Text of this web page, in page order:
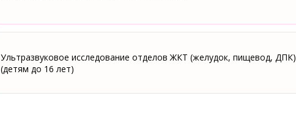
Ультразвуковое исследование отделов ЖКТ (желудок, пищевод, ДПК)
(детям до 16 лет)